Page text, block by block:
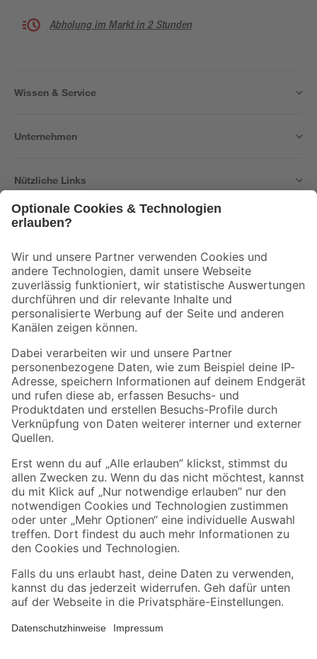
Abholung im Markt in 2 Stunden
Wissen & Service
Unternehmen
Nützliche Links
Der toom Newsletter: Keine Angebote und Aktionen mehr verpassen!
Zur Newsletter Anmeldung
Folge uns
Zahlungsarten Versandarten
Sicher einkaufen
Jetzt die toom-App herunterladen
Alle Preisangaben in EUR inkl. gesetzl. MwSt.. Die dargestellten Angebote sind unter
Umständen nicht in allen Märkten verfügbar. Die angegebenen Verfügbarkeiten beziehen
Produkte nur solange der Vorrat reicht.
*Paketversand ab 59 € versandkostenfrei, gilt nicht für Artikel mit Speditionsversand, hier